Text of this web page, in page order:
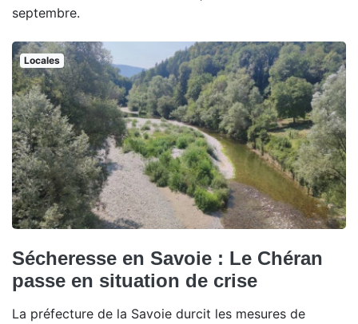
septembre.
Locales
Sécheresse en Savoie : Le Chéran
passe en situation de crise
La préfecture de la Savoie durcit les mesures de